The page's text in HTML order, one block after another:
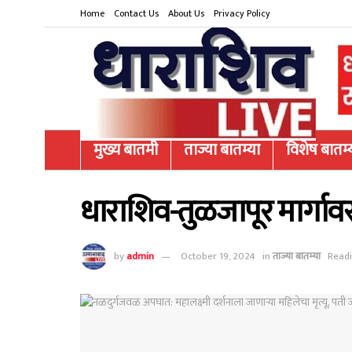
Home Contact Us About Us Privacy Policy
मुख्य बातमी ताज्या बातम्या विशेष
धाराशिव-तुळजापूर
byadmin October 19, 2024 inताज्या बातम्या